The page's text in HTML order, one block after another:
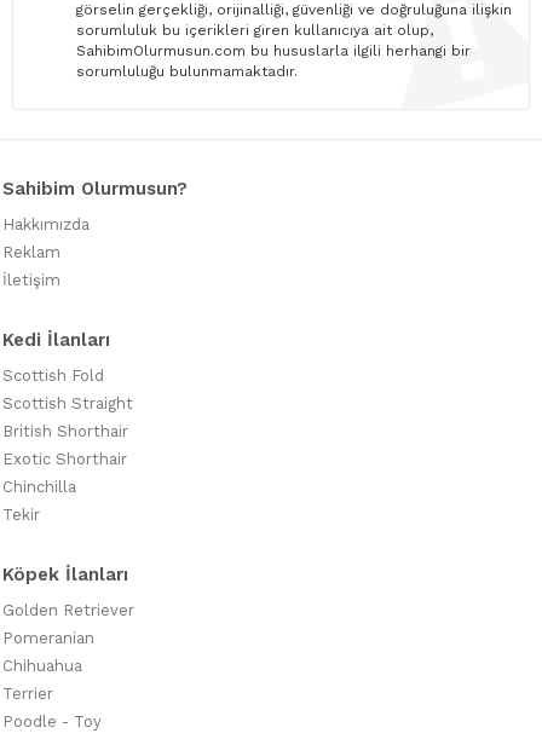
görselin gerçekliği, orijinalliği, güvenliği ve doğruluğuna ilişkin
sorumluluk bu içerikleri giren kullanıcıya ait olup,
SahibimOlurmusun.com bu hususlarla ilgili herhangi bir
sorumluluğu bulunmamaktadır.
Sahibim Olurmusun?
Hakkımızda
Reklam
İletişim
Kedi İlanları
Scottish Fold
Scottish Straight
British Shorthair
Exotic Shorthair
Chinchilla
Tekir
Köpek İlanları
Golden Retriever
Pomeranian
Chihuahua
Terrier
Poodle - Toy